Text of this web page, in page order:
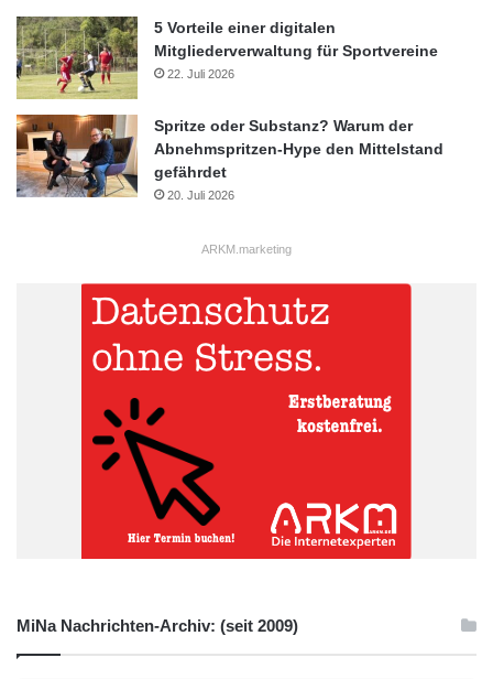
5 Vorteile einer digitalen
Mitgliederverwaltung für Sportvereine
22. Juli 2026
Spritze oder Substanz? Warum der
Abnehmspritzen-Hype den Mittelstand
gefährdet
20. Juli 2026
ARKM.marketing
MiNa Nachrichten-Archiv: (seit 2009)